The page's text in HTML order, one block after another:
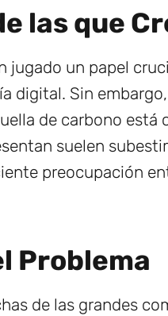
las que
jugado un papel
digital. Sin
de carbono está
suelen
preocupación
Problema
de las grandes